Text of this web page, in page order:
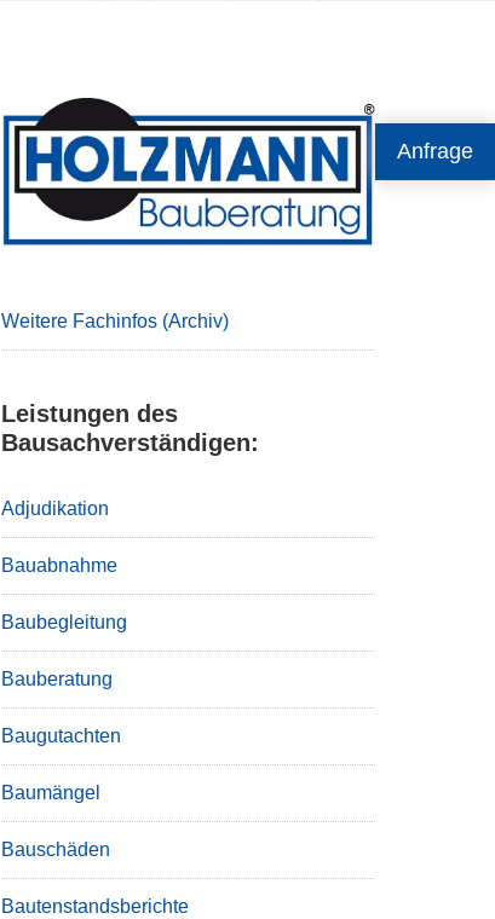
Anfrage
Primary
Sidebar
Weitere Fachinfos (Archiv)
Leistungen des
Bausachverständigen:
Adjudikation
Bauabnahme
Baubegleitung
Bauberatung
Baugutachten
Baumängel
Bauschäden
Bautenstandsberichte